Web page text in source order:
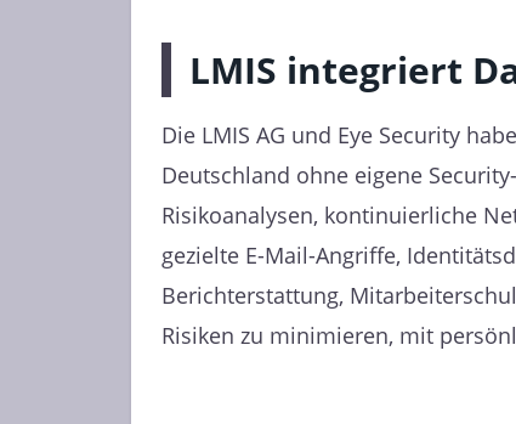
LMIS integriert
Die LMIS AG und Eye Security
Deutschland ohne eigene
Risikoanalysen, kontinuierliche
gezielte E-Mail-Angriffe,
Berichterstattung,
Risiken zu minimieren, mit